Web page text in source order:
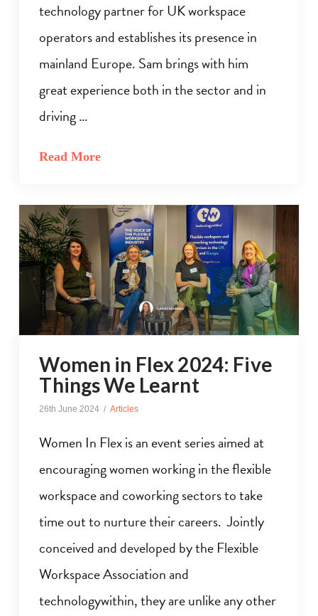
technology partner for UK workspace
operators and establishes its presence in
mainland Europe. Sam brings with him
great experience both in the sector and in
driving …
Read More
Women in Flex 2024: Five
Things We Learnt
26th June 2024 Articles
Women In Flex is an event series aimed at
encouraging women working in the flexible
workspace and coworking sectors to take
time out to nurture their careers. Jointly
conceived and developed by the Flexible
Workspace Association and
technologywithin, they are unlike any other